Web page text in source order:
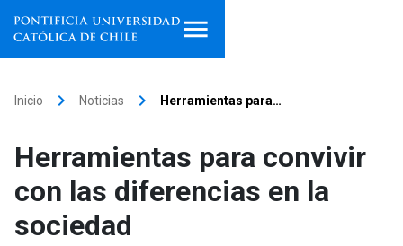
Facultades, escuelas e
institutos
Investigación
Inicio keyboard_arrow_right Noticias keyboard_arrow_right Herramientas para…
Herramientas para convivir
con las diferencias en la
sociedad